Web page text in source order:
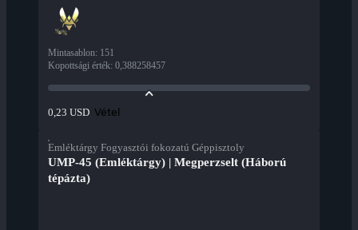
Mintasablon: 151
Kopottsági érték: 0,388258457
0,23 USD Vétel
Emléktárgy Fogyasztói fokozatú Géppisztoly
UMP-45 (Emléktárgy) | Megperzselt (Háború
tépázta)